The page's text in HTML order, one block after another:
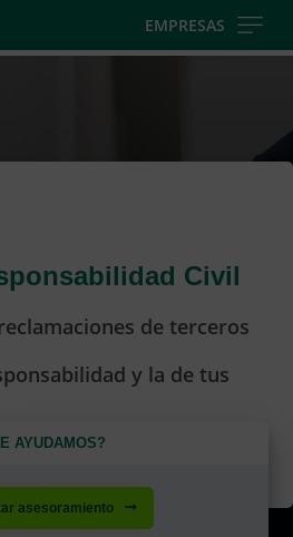
EMPRESAS
Civil
de terceros
y la de tus
fianzas incluidos
AYUDAMOS?
asesoramiento